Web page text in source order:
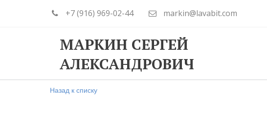
+7 (916) 969-02-44 markin@lavabit.com
МАРКИН СЕРГЕЙ
АЛЕКСАНДРОВИЧ
Назад к списку